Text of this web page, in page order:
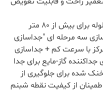
■ مبرد R22 و مبدل حرارتی پوسته و لوله برای بیش از 80 متر
سه مرحله ای "جداسازی
با سرعت کم + جداسازی
گاز-مایع برای جدا
خنک شده برای جلوگیری از
از کیفیت نقطه شبنم